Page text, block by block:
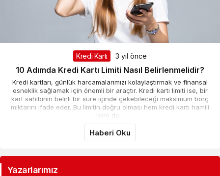
Kredi Kartı 3 yıl önce
10 Adımda Kredi Kartı Limiti Nasıl Belirlenmelidir?
Kredi kartları, günlük harcamalarımızı kolaylaştırmak ve finansal
esneklik sağlamak için önemli bir araçtır. Kredi kartı limiti ise, bir
kart sahibinin belirli bir süre içinde çekebileceği maksimum borç
miktarını ifade eder. Bu limitin doğru olması hem kredi kartı hamili
hem de...
Haberi Oku
Yazarlarımız